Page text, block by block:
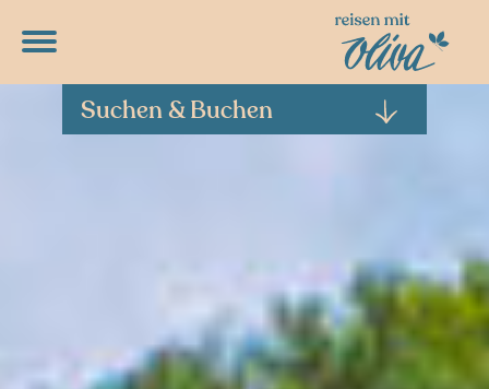
Suchen & Buchen
DETAILPROGRAMME
RUNTERLADEN